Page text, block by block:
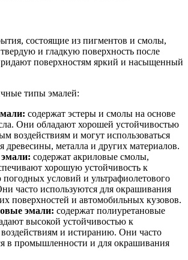
состоящие из пигментов и смолы,
и гладкую поверхность после
поверхностям яркий и насыщенный
типы эмалей:
содержат эстеры и смолы на основе
Они обладают хорошей устойчивостью
воздействиям и могут использоваться
древесины, металла и других материалов.
содержат акриловые смолы,
хорошую устойчивость к
погодных условий и ультрафиолетового
часто используются для окрашивания
поверхностей и автомобильных кузовов.
эмали: содержат полиуретановые
высокой устойчивостью к
и истиранию. Они часто
в промышленности и для окрашивания